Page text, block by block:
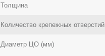
Толщина
Количество крепежных отверстий
Диаметр ЦО (мм)